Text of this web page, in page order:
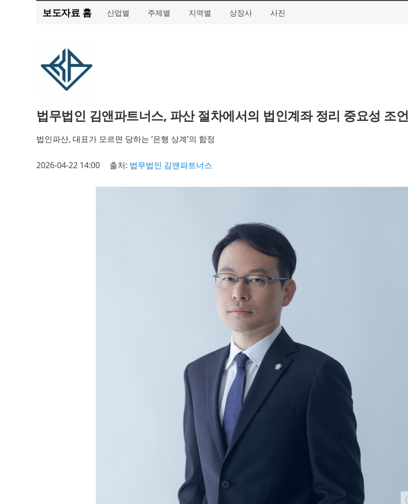
보도자료 홈 산업별 주제별 지역별 상장사 사진
법무법인 김앤파트너스, 파산 절차에서의 법인계좌 정리 중요성 조언
법인파산, 대표가 모르면 당하는 ‘은행 상계’의 함정
2026-04-22 14:00 출처: 법무법인 김앤파트너스